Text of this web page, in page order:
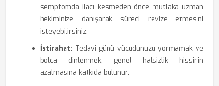
semptomda ilacı kesmeden önce mutlaka uzman
hekiminize danışarak süreci revize etmesini
isteyebilirsiniz.
İstirahat: Tedavi günü vücudunuzu yormamak ve
bolca dinlenmek, genel halsizlik hissinin
azalmasına katkıda bulunur.